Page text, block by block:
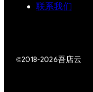
联系我们
©2018-2026吾店云